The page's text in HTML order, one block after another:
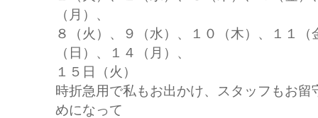
（月）、
８（火）、９（水）、１０（木）、１１
（日）、１４（月）、
１５日（火）
時折急用で私もお出かけ、スタッフもお
めになって